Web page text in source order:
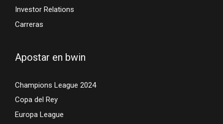
Investor Relations
Carreras
Apostar en bwin
Champions League 2024
Copa del Rey
Europa League